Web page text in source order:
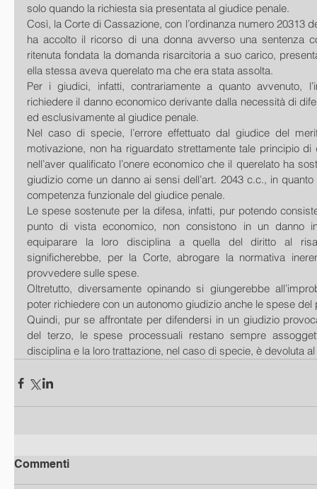
solo quando la richiesta sia presentata al giudice penale.
Così, la Corte di Cassazione, con l’ordinanza numero 20313
ha accolto il ricorso di una donna avverso una sentenza
ritenuta fondata la domanda risarcitoria a suo carico,
ella stessa aveva querelato ma che era stata assolta.
Per i giudici, infatti, contrariamente a quanto avvenuto,
richiedere il danno economico derivante dalla necessità di
ed esclusivamente al giudice penale.
Nel caso di specie, l’errore effettuato dal giudice del
motivazione, non ha riguardato strettamente tale principio
nell’aver qualificato l’onere economico che il querelato ha
giudizio come un danno ai sensi dell’art. 2043 c.c., in
competenza funzionale del giudice penale.
Le spese sostenute per la difesa, infatti, pur potendo
punto di vista economico, non consistono in un danno
equiparare la loro disciplina a quella del diritto al
significherebbe, per la Corte, abrogare la normativa
provvedere sulle spese.
Oltretutto, diversamente opinando si giungerebbe
poter richiedere con un autonomo giudizio anche le spese
Quindi, pur se affrontate per difendersi in un giudizio
del terzo, le spese processuali restano sempre
disciplina e la loro trattazione, nel caso di specie, è devoluta
Commenti